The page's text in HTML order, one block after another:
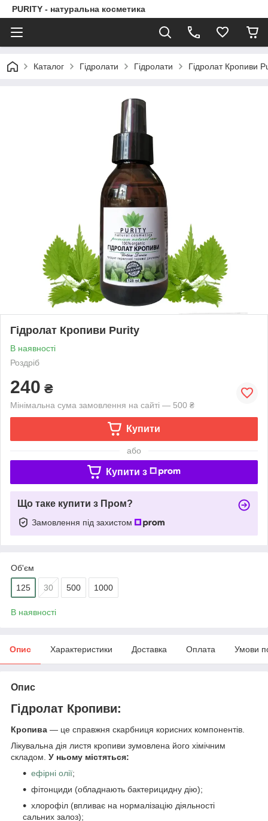
PURITY - натуральна косметика
Каталог Гідролати Гідролати Гідролат Кропиви
Гідролат Кропиви Purity
В наявності
Роздріб
240 ₴
Мінімальна сума замовлення на сайті — 500 ₴
Купити
або
Купити з
Що таке купити з Пром?
Замовлення під захистом
Об'єм
125 30 500 1000
В наявності
Опис Характеристики Доставка Оплата Умови
Опис
Гідролат Кропиви:
Кропива — це справжня скарбниця корисних компонентів.
Лікувальна дія листя кропиви зумовлена його хімічним
складом. У ньому містяться:
ефірні олії;
фітонциди (обладнають бактерицидну дію);
хлорофіл (впливає на нормалізацію діяльності
сальних залоз);